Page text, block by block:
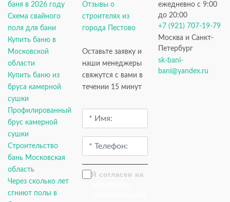
баня в 2026 году
Схема свайного
поля для бани
Купить баню в
Московской
области
Купить баню из
бруса камерной
сушки
Профилированный
брус камерной
сушки
Строительство
бань Московская
область
Через сколько лет
сгниют полы в
Отзывы о
строителях из
города Пестово
Оставьте заявку и
наши менеджеры
свяжутся с вами в
течении 15 минут
Я согласен на
ежедневно с 9:00
до 20:00
+7 (921) 707-19-79
Москва и Санкт-
Петербург
sk-bani-
bani@yandex.ru